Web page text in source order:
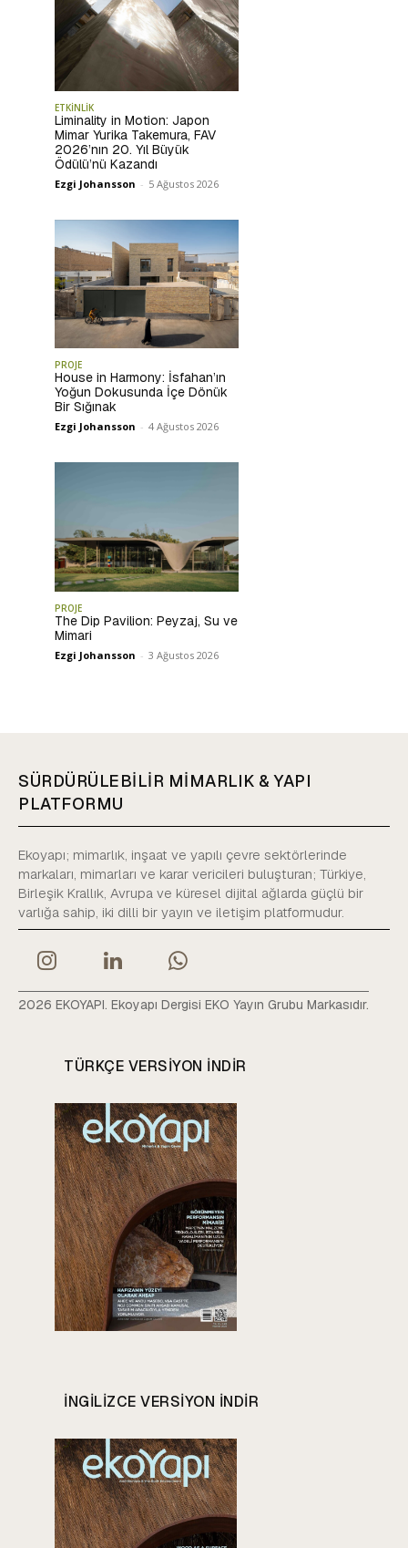
ETKİNLİK
Liminality in Motion: Japon
Mimar Yurika Takemura, FAV
2026’nın 20. Yıl Büyük
Ödülü’nü Kazandı
Ezgi Johansson - 5 Ağustos 2026
PROJE
House in Harmony: İsfahan’ın
Yoğun Dokusunda İçe Dönük
Bir Sığınak
Ezgi Johansson - 4 Ağustos 2026
PROJE
The Dip Pavilion: Peyzaj, Su ve
Mimari
Ezgi Johansson - 3 Ağustos 2026
SÜRDÜRÜLEBİLİR MİMARLIK & YAPI
PLATFORMU
Ekoyapı; mimarlık, inşaat ve yapılı çevre sektörlerinde
markaları, mimarları ve karar vericileri buluşturan; Türkiye,
Birleşik Krallık, Avrupa ve küresel dijital ağlarda güçlü bir
varlığa sahip, iki dilli bir yayın ve iletişim platformudur.
2026 EKOYAPI. Ekoyapı Dergisi EKO Yayın Grubu Markasıdır.
TÜRKÇE VERSIYON INDIR
INGILIZCE VERSIYON INDIR